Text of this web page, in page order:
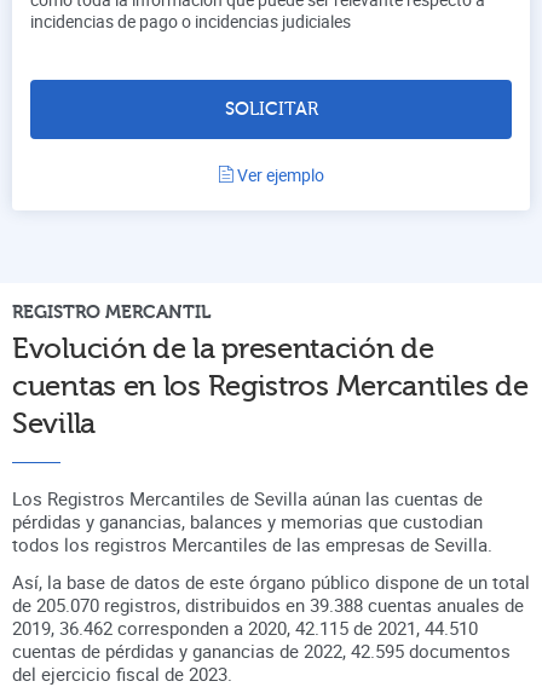
incidencias de pago o incidencias judiciales
SOLICITAR
Ver ejemplo
REGISTRO MERCANTIL
Evolución de la presentación de
cuentas en los Registros Mercantiles de
Sevilla
Los Registros Mercantiles de Sevilla aúnan las cuentas de
pérdidas y ganancias, balances y memorias que custodian
todos los registros Mercantiles de las empresas de Sevilla
Así, la base de datos de este órgano público dispone de un total
de 205.070 registros, distribuidos en 39.388 cuentas anuales de
2019, 36.462 corresponden a 2020, 42.115 de 2021, 44.510
cuentas de pérdidas y ganancias de 2022, 42.595 documentos
del ejercicio fiscal de 2023